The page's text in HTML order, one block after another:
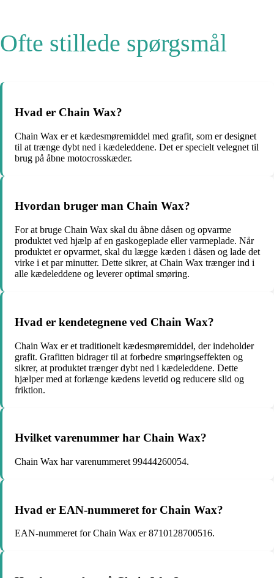
Ofte stillede spørgsmål
Hvad er Chain Wax?
Chain Wax er et kædesmøremiddel med grafit, som er designet
til at trænge dybt ned i kædeleddene. Det er specielt velegnet til
brug på åbne motocrosskæder.
Hvordan bruger man Chain Wax?
For at bruge Chain Wax skal du åbne dåsen og opvarme
produktet ved hjælp af en gaskogeplade eller varmeplade. Når
produktet er opvarmet, skal du lægge kæden i dåsen og lade det
virke i et par minutter. Dette sikrer, at Chain Wax trænger ind i
alle kædeleddene og leverer optimal smøring.
Hvad er kendetegnene ved Chain Wax?
Chain Wax er et traditionelt kædesmøremiddel, der indeholder
grafit. Grafitten bidrager til at forbedre smøringseffekten og
sikrer, at produktet trænger dybt ned i kædeleddene. Dette
hjælper med at forlænge kædens levetid og reducere slid og
friktion.
Hvilket varenummer har Chain Wax?
Chain Wax har varenummeret 99444260054.
Hvad er EAN-nummeret for Chain Wax?
EAN-nummeret for Chain Wax er 8710128700516.